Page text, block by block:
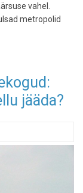
vahel.
metropolid
jääda?